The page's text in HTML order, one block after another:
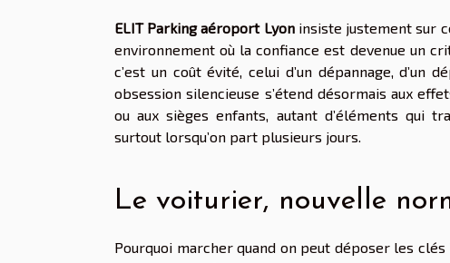
ELIT Parking aéroport Lyoninsiste justement sur
environnement où la confiance est devenue un
c’est un coût évité, celui d’un dépannage, d’un
obsession silencieuse s’étend désormais aux
ou aux sièges enfants, autant d’éléments qui
surtout lorsqu’on part plusieurs jours.
Le voiturier, nouvelle
Pourquoi marcher quand on peut déposer les